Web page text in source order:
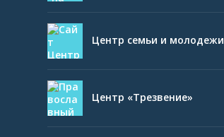
Центр семьи и молодежи
Центр «Трезвение»